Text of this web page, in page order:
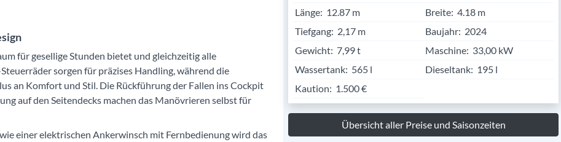
für gesellige Stunden bietet und gleichzeitig alle
sorgen für präzises Handling, während die
an Komfort und Stil. Die Rückführung der Fallen ins Cockpit
auf den Seitendecks machen das Manövrieren selbst für
einer elektrischen Ankerwinsch mit Fernbedienung wird das
Länge: 12.87 Breite: 4.18
Tiefgang: 2,17 m Baujahr: 2024
Gewicht: 7,99 t Maschine: 33,00 kW
Wassertank: 565 l Dieseltank: 195 l
Kaution: 1.500 €
Übersicht aller Preise und Saisonzeiten